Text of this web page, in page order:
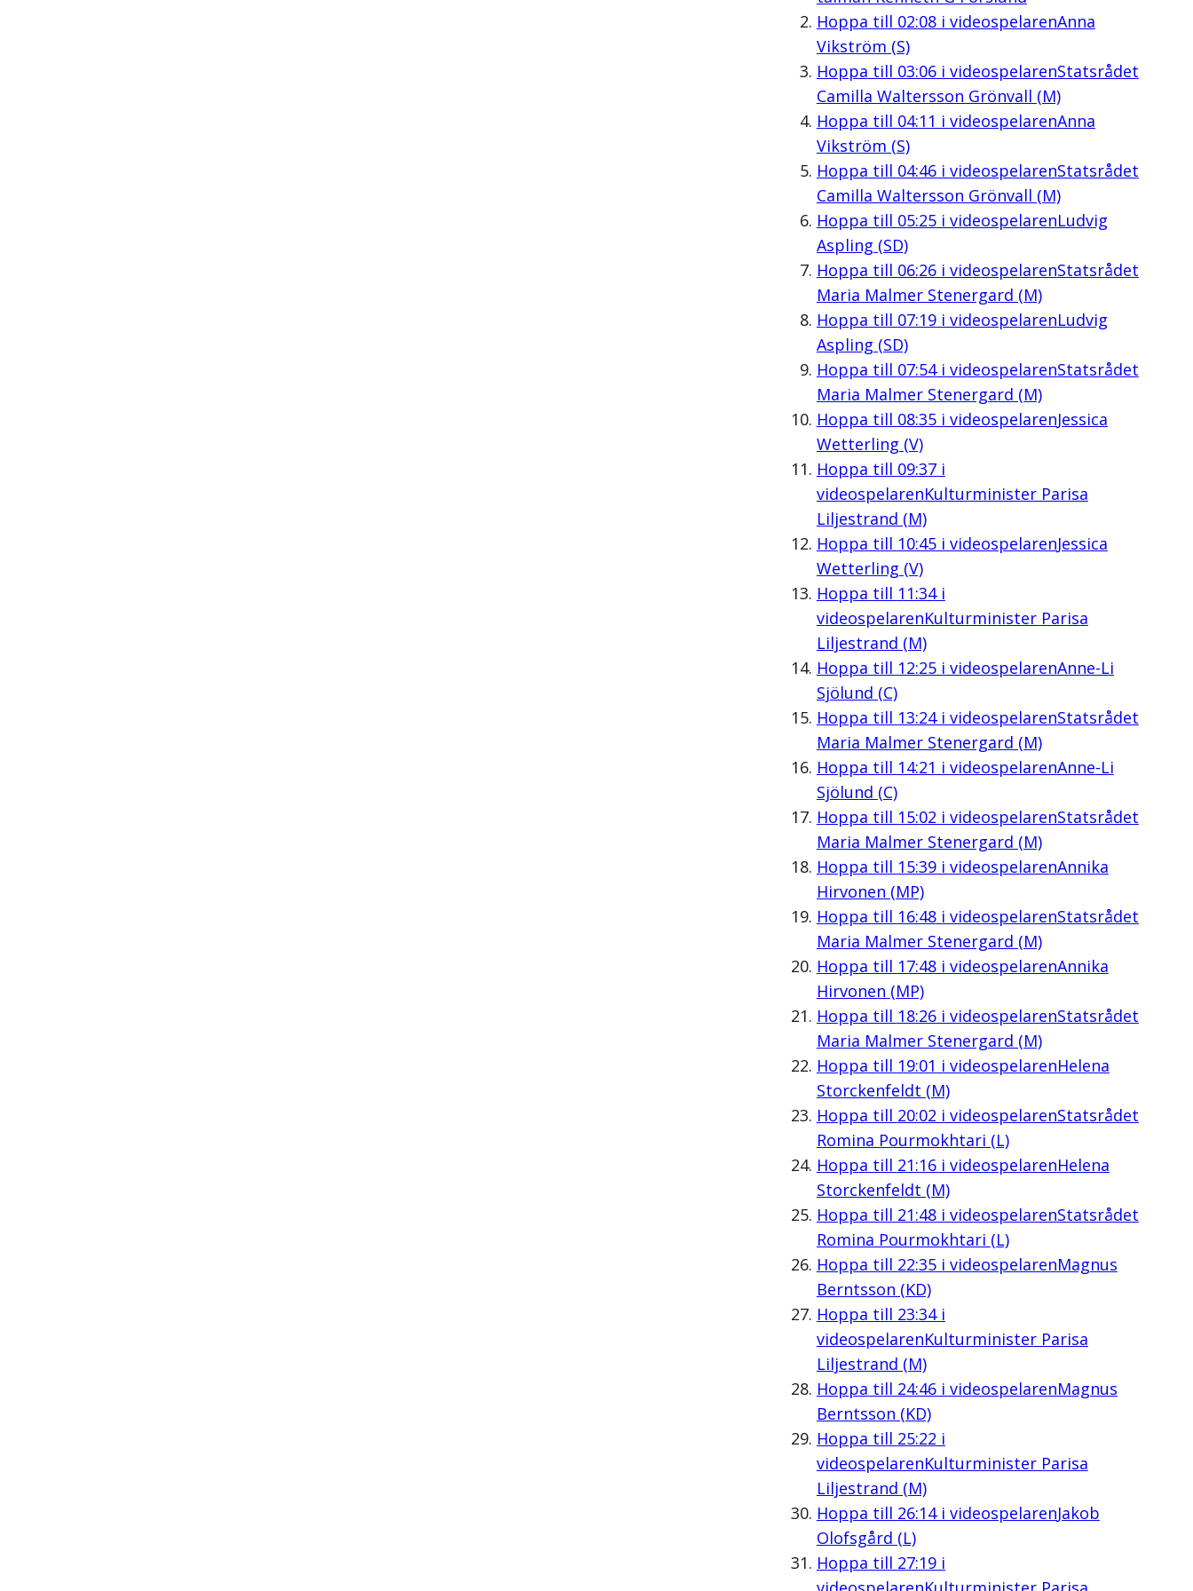
Hoppa till 02:08i videospelarenAnna
Vikström (S)
Hoppa till 03:06i videospelarenStatsrådet
Camilla Waltersson Grönvall (M)
Hoppa till 04:11 i videospelarenAnna
Vikström (S)
Hoppa till 04:46i videospelarenStatsrådet
Camilla Waltersson Grönvall (M)
Hoppa till 05:25i videospelarenLudvig
Aspling (SD)
Hoppa till 06:26i videospelarenStatsrådet
Maria Malmer Stenergard (M)
Hoppa till 07:19i videospelarenLudvig
Aspling (SD)
Hoppa till 07:54i videospelarenStatsrådet
Maria Malmer Stenergard (M)
Hoppa till 08:35i videospelarenJessica
Wetterling (V)
Hoppa till 09:37i
videospelarenKulturminister Parisa
Liljestrand (M)
Hoppa till 10:45i videospelarenJessica
Wetterling (V)
Hoppa till 11:34i
videospelarenKulturminister Parisa
Liljestrand (M)
Hoppa till 12:25i videospelarenAnne-Li
Sjölund (C)
Hoppa till 13:24i videospelarenStatsrådet
Maria Malmer Stenergard (M)
Hoppa till 14:21 i videospelarenAnne-Li
Sjölund (C)
Hoppa till 15:02 i videospelarenStatsrådet
Maria Malmer Stenergard (M)
Hoppa till 15:39i videospelarenAnnika
Hirvonen (MP)
Hoppa till 16:48i videospelarenStatsrådet
Maria Malmer Stenergard (M)
Hoppa till 17:48i videospelarenAnnika
Hirvonen (MP)
Hoppa till 18:26i videospelarenStatsrådet
Maria Malmer Stenergard (M)
Hoppa till 19:01 i videospelarenHelena
Storckenfeldt (M)
Hoppa till 20:02 i videospelarenStatsrådet
Romina Pourmokhtari (L)
Hoppa till 21:16i videospelarenHelena
Storckenfeldt (M)
Hoppa till 21:48i videospelarenStatsrådet
Romina Pourmokhtari (L)
Hoppa till 22:35i videospelarenMagnus
Berntsson (KD)
Hoppa till 23:34i
videospelarenKulturminister Parisa
Liljestrand (M)
Hoppa till 24:46i videospelarenMagnus
Berntsson (KD)
Hoppa till 25:22 i
videospelarenKulturminister Parisa
Liljestrand (M)
Hoppa till 26:14i videospelarenJakob
Olofsgård (L)
Hoppa till 27:19i